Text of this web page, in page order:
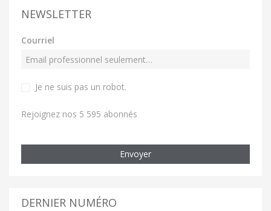
NEWSLETTER
Courriel
Je ne suis pas un robot.
Rejoignez nos 5 595 abonnés
Envoyer
DERNIER NUMÉRO